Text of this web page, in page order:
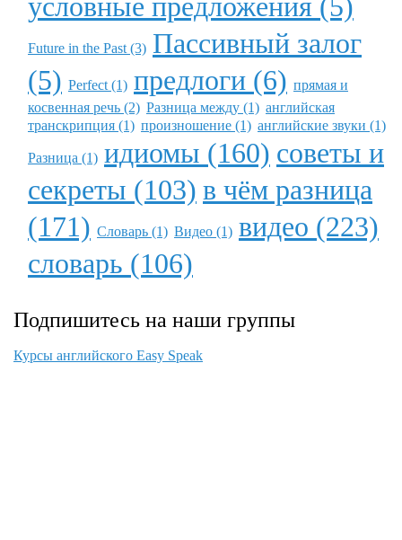
Future in the Past (3) Пассивный залог
(5) Perfect (1) предлоги (6) прямая и
косвенная речь (2) Разница между (1) английская
транскрипция (1) произношение (1) английские звуки (1)
Разница (1) идиомы (160) советы и
секреты (103) в чём разница
(171) Словарь (1) Видео (1) видео (223)
словарь (106)
Подпишитесь на наши группы
Курсы английского Easy Speak